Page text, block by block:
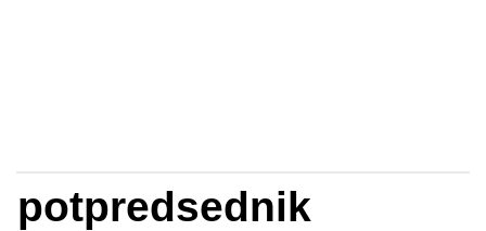
potpredsednik